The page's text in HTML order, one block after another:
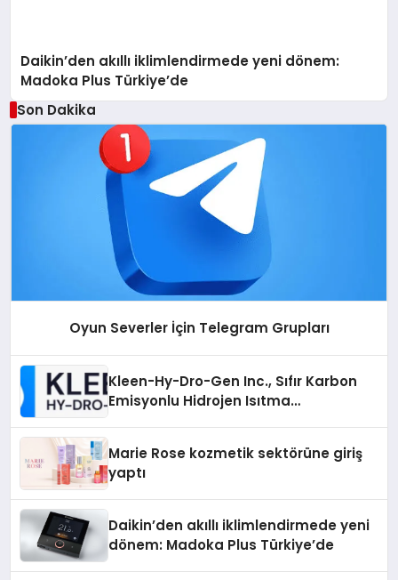
Daikin’den akıllı iklimlendirmede yeni dönem:
Madoka Plus Türkiye’de
Son Dakika
Oyun Severler İçin Telegram Grupları
Kleen-Hy-Dro-Gen Inc., Sıfır Karbon
Emisyonlu Hidrojen Isıtma
Marie Rose kozmetik sektörüne giriş
yaptı
Daikin’den akıllı iklimlendirmede yeni
dönem: Madoka Plus Türkiye’de